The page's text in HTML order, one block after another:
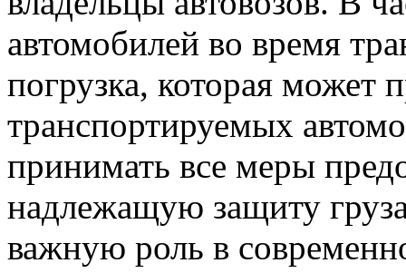
автомобилей во время
погрузка, которая может
транспортируемых
принимать все меры
надлежащую защиту
важную роль в